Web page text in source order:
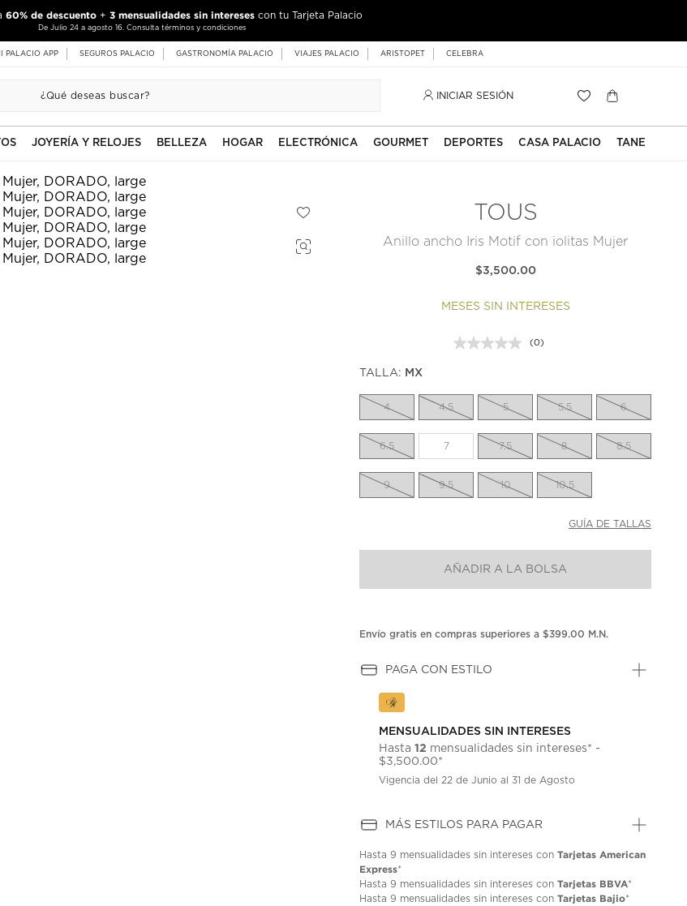
60% de descuento + 3 mensualidades sin intereses con tu Tarjeta Palacio
De Julio 24 a agosto 16. Consulta términos y condiciones
PALACIO APP SEGUROS PALACIO GASTRONOMÍA PALACIO VIAJES PALACIO ARISTOPET CELEBRA
INICIAR SESIÓN
JOYERÍA Y RELOJES BELLEZA HOGAR ELECTRÓNICA GOURMET DEPORTES CASA PALACIO TANE
TOUS
Anillo ancho Iris Motif con iolitas Mujer
$3,500.00
MESES SIN INTERESES
Sin
la
misma
(0)
TALLA: MX
4 4.5 5 5.5 6
6.5 7 7.5 8 8.5
9 9.5 10 10.5
GUÍA DE TALLAS
AÑADIR A LA BOLSA
Envío gratis en compras superiores a $399.00 M.N.
PAGA CON ESTILO
MENSUALIDADES SIN INTERESES
Hasta12 mensualidades sin intereses* -
$3,500.00*
Vigencia del 22 de Junio al 31 de Agosto
MÁS ESTILOS PARA PAGAR
Hasta9 mensualidades sin intereses conTarjetas American
Express*
Hasta9 mensualidades sin intereses conTarjetas BBVA*
Hasta9 mensualidades sin intereses conTarjetas Bajio*